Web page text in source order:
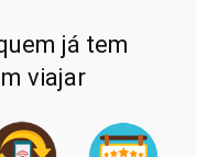
já tem
viajar